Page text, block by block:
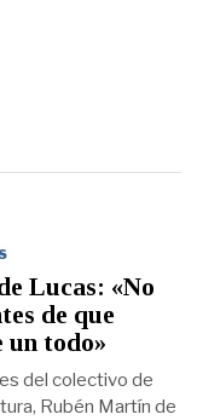
Lucas: «No
de que
un todo»
del colectivo de
Rubén Martín de